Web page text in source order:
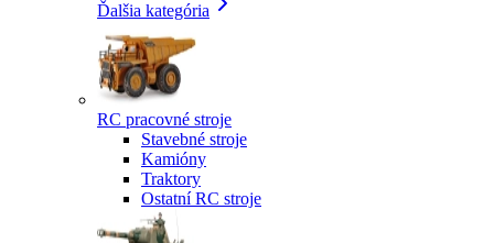
Ďalšia kategória
RC pracovné stroje
Stavebné stroje
Kamióny
Traktory
Ostatní RC stroje